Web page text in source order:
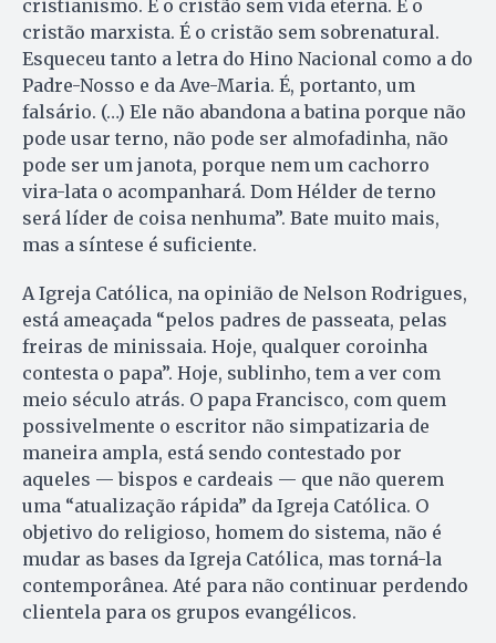
cristianismo. É o cristão sem vida eterna. É o
cristão marxista. É o cristão sem sobrenatural.
Esqueceu tanto a letra do Hino Nacional como a do
Padre-Nosso e da Ave-Maria. É, portanto, um
falsário. (…) Ele não abandona a batina porque não
pode usar terno, não pode ser almofadinha, não
pode ser um janota, porque nem um cachorro
vira-lata o acompanhará. Dom Hélder de terno
será líder de coisa nenhuma”. Bate muito mais,
mas a síntese é suficiente.
A Igreja Católica, na opinião de Nelson Rodrigues,
está ameaçada “pelos padres de passeata, pelas
freiras de minissaia. Hoje, qualquer coroinha
contesta o papa”. Hoje, sublinho, tem a ver com
meio século atrás. O papa Francisco, com quem
possivelmente o escritor não simpatizaria de
maneira ampla, está sendo contestado por
aqueles — bispos e cardeais — que não querem
uma “atualização rápida” da Igreja Católica. O
objetivo do religioso, homem do sistema, não é
mudar as bases da Igreja Católica, mas torná-la
contemporânea. Até para não continuar perdendo
clientela para os grupos evangélicos.